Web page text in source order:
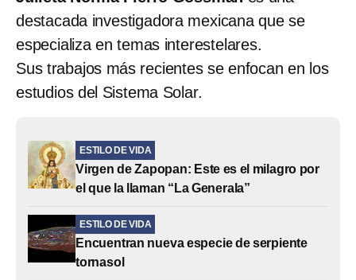
destacada investigadora mexicana que se
especializa en temas interestelares.
Sus trabajos más recientes se enfocan en los
estudios del Sistema Solar.
ESTILO DE VIDA
Virgen de Zapopan: Este es el milagro por
el que la llaman “La Generala”
ESTILO DE VIDA
Encuentran nueva especie de serpiente
tornasol